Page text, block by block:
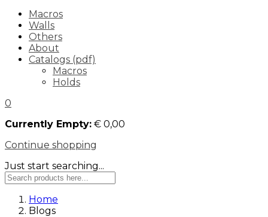
Macros
Walls
Others
About
Catalogs (pdf)
Macros
Holds
0
Currently Empty: € 0,00
Continue shopping
Just start searching...
Home
Blogs